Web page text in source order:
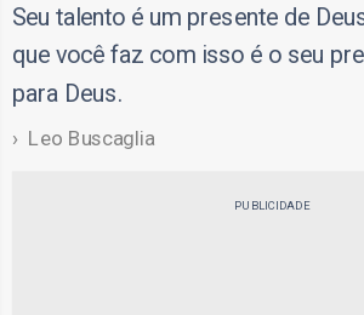
Seu talento é um presente de
que você faz com isso é o seu
para Deus.
Leo Buscaglia
PUBLICIDADE